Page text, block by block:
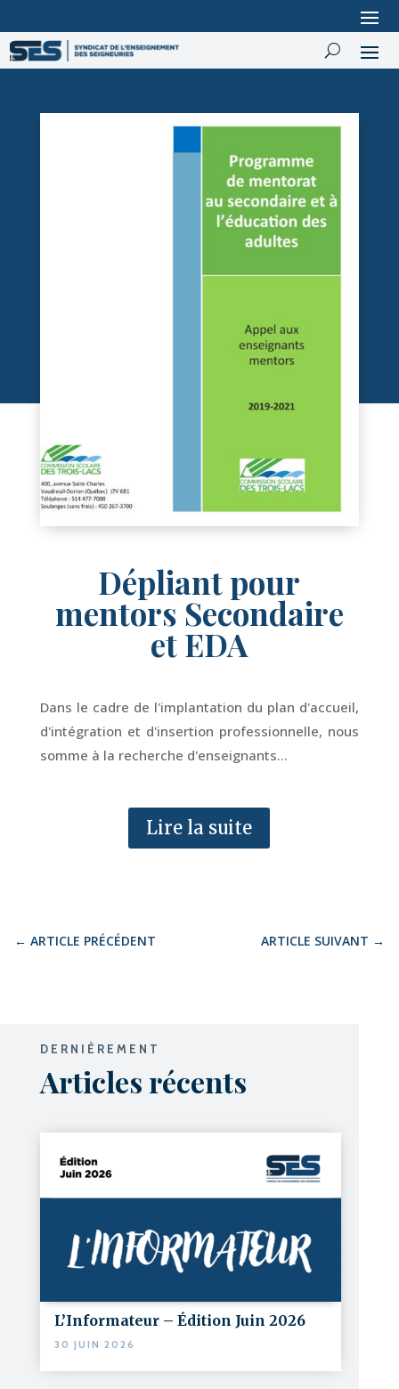
Dépliant pour
mentors Secondaire
et EDA
Dans le cadre de l'implantation du plan d'accueil,
d'intégration et d'insertion professionnelle, nous
somme à la recherche d'enseignants...
Lire la suite
← ARTICLE PRÉCÉDENT ARTICLE SUIVANT →
DERNIÈREMENT
Articles récents
L’Informateur – Édition Juin 2026
30 JUIN 2026